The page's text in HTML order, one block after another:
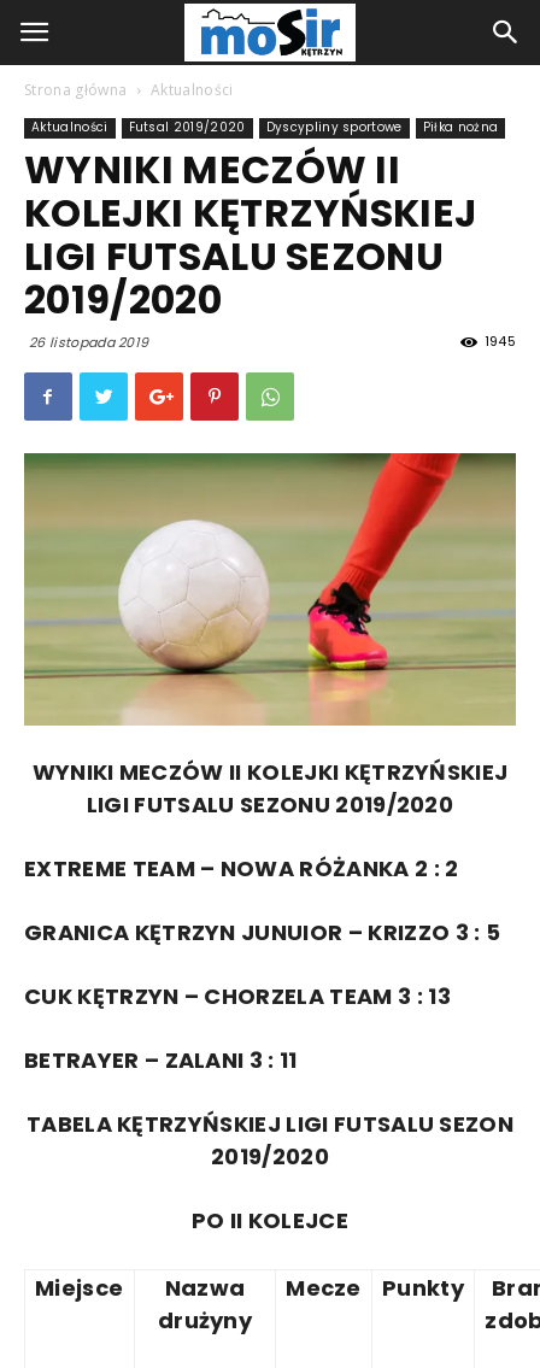
Strona główna Aktualności
Aktualności Futsal 2019/2020 Dyscypliny sportowe Piłka nożna
WYNIKI MECZÓW II
KOLEJKI KĘTRZYŃSKIEJ
LIGI FUTSALU SEZONU
2019/2020
26 listopada 2019 1945
WYNIKI MECZÓW II KOLEJKI KĘTRZYŃSKIEJ
LIGI FUTSALU SEZONU 2019/2020
EXTREME TEAM – NOWA RÓŻANKA 2 : 2
GRANICA KĘTRZYN JUNUIOR – KRIZZO 3 : 5
CUK KĘTRZYN – CHORZELA TEAM 3 : 13
BETRAYER – ZALANI 3 : 11
TABELA KĘTRZYŃSKIEJ LIGI FUTSALU SEZON
2019/2020
PO II KOLEJCE
Miejsce
Nazwa
drużyny
Mecze Punkty